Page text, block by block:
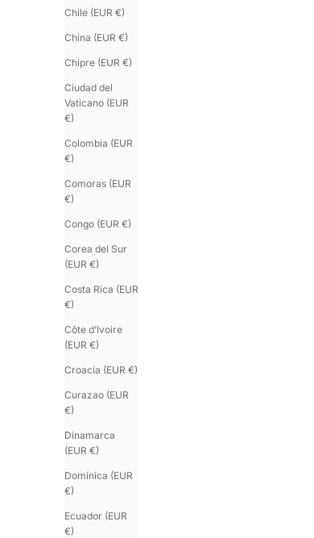
Chile (EUR €)
China (EUR €)
Chipre (EUR €)
Ciudad del
Vaticano (EUR
€)
Colombia (EUR
€)
Comoras (EUR
€)
Congo (EUR €)
Corea del Sur
(EUR €)
Costa Rica (EUR
€)
Côte d’Ivoire
(EUR €)
Croacia (EUR €)
Curazao (EUR
€)
Dinamarca
(EUR €)
Dominica (EUR
€)
Ecuador (EUR
€)